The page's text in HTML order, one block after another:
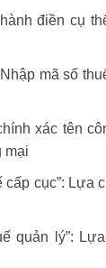
điền cụ
Nhập mã số
xác tên
mại
cấp cục”: Lựa
quản lý”: